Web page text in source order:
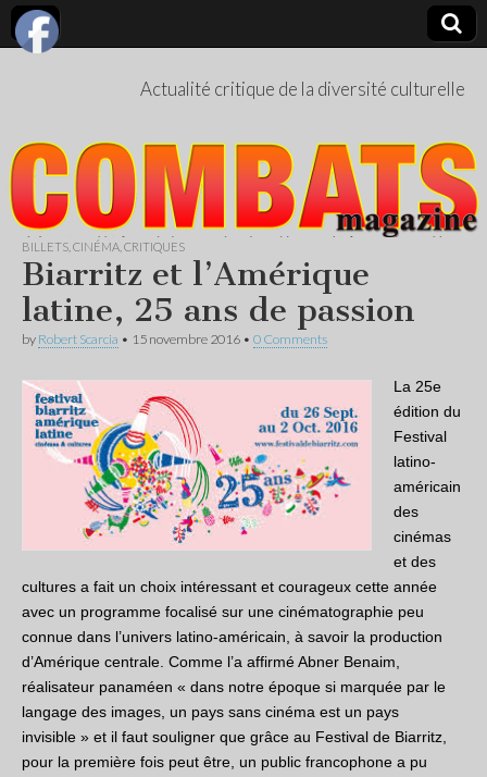
Actualité critique de la diversité culturelle
BILLETS CINÉMA CRITIQUES
Biarritz et l’Amérique
latine, 25 ans de passion
by Robert Scarcia • 15 novembre 2016 • 0 Comments
La 25e
édition du
Festival
latino-
américain
des
cinémas
et des
cultures a fait un choix intéressant et courageux cette année
avec un programme focalisé sur une cinématographie peu
connue dans l’univers latino-américain, à savoir la production
d’Amérique centrale. Comme l’a affirmé Abner Benaim,
réalisateur panaméen « dans notre époque si marquée par le
langage des images, un pays sans cinéma est un pays
invisible » et il faut souligner que grâce au Festival de Biarritz,
pour la première fois peut être, un public francophone a pu